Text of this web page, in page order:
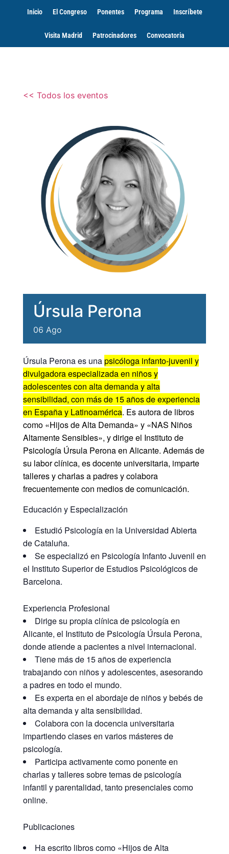
Inicio El Congreso Ponentes Programa Inscríbete
Visita Madrid Patrocinadores Convocatoria
<< Todos los eventos
Úrsula Perona
06 Ago
Úrsula Perona es unapsicóloga infanto-juvenil y
divulgadora especializada en niños y
adolescentes con alta demanda y alta
sensibilidad, con más de 15 años de experiencia
en España y Latinoamérica. Es autora de libros
como «Hijos de Alta Demanda» y «NAS Niños
Altamente Sensibles», y dirige el Instituto de
Psicología Úrsula Perona en Alicante. Además de
su labor clínica, es docente universitaria, imparte
talleres y charlas a padres y colabora
frecuentemente con medios de comunicación.
Educación y Especialización
Estudió Psicología en la Universidad Abierta
de Cataluña.
Se especializó en Psicología Infanto Juvenil en
el Instituto Superior de Estudios Psicológicosde
Barcelona.
Experiencia Profesional
Dirige su propia clínica de psicología en
Alicante, el Instituto de Psicología Úrsula Perona,
donde atiende a pacientes a nivel internacional.
Tiene más de 15 años de experiencia
trabajando con niños y adolescentes, asesorando
a padres en todo el mundo.
Es experta en el abordaje de niños y bebés de
alta demanda y alta sensibilidad.
Colabora con la docencia universitaria
impartiendo clases en varios másteres de
psicología.
Participa activamente como ponente en
charlas y talleres sobre temas de psicología
infantil y parentalidad, tanto presenciales como
online.
Publicaciones
Ha escrito libros como «Hijos de Alta